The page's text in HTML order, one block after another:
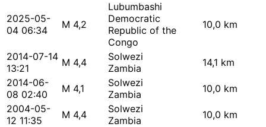
2025-05-
04 06:34
M 4,2
Lubumbashi
Democratic
Republic of the
Congo
10,0 km
2014-07-14
13:21
M 4,4
Solwezi
Zambia
14,1 km
2014-06-
08 02:40
M 4,1
Solwezi
Zambia
10,0 km
2004-05-
12 11:35
M 4,4
Solwezi
Zambia
10,0 km